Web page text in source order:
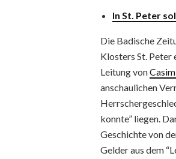
In St. Peter
Die Badische
Klosters St. Peter
Leitung von
anschaulichen
konnte” liegen.
Geschichte von
Gelder aus dem